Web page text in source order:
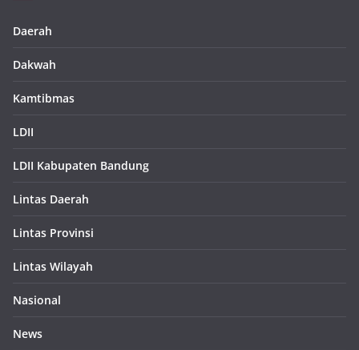
Daerah
Dakwah
Kamtibmas
LDII
LDII Kabupaten Bandung
Lintas Daerah
Lintas Provinsi
Lintas Wilayah
Nasional
News